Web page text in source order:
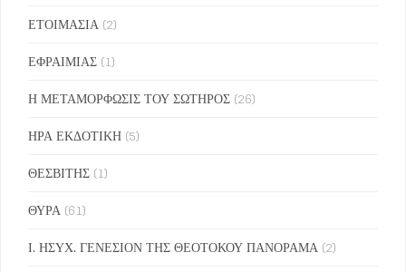
ΕΤΟΙΜΑΣΙΑ (2)
ΕΦΡΑΙΜΙΑΣ (1)
Η ΜΕΤΑΜΟΡΦΩΣΙΣ ΤΟΥ ΣΩΤΗΡΟΣ (26)
ΗΡΑ ΕΚΔΟΤΙΚΗ (5)
ΘΕΣΒΙΤΗΣ (1)
ΘΥΡΑ (61)
Ι. ΗΣΥΧ. ΓΕΝΕΣΙΟΝ ΤΗΣ ΘΕΟΤΟΚΟΥ ΠΑΝΟΡΑΜΑ (2)